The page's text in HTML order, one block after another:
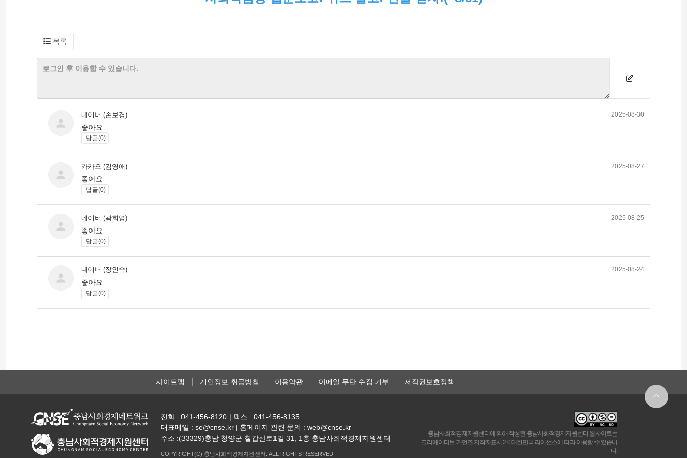
목록
2025-08-30
네이버 (손보경)
좋아요
답글(0)
2025-08-27
카카오 (김영애)
좋아요
답글(0)
2025-08-25
네이버 (곽희영)
좋아요
답글(0)
2025-08-24
네이버 (장인숙)
좋아요
답글(0)
사이트맵 개인정보 취급방침 이용약관 이메일 무단 수집 거부 저작권보호정책
전화 : 041-456-8120 | 팩스 : 041-456-8135
대표메일 : se@cnse.kr | 홈페이지 관련 문의 : web@cnse.kr
주소 :(33329)충남 청양군 칠갑산로1길 31, 1층 충남사회적경제지원센터
COPYRIGHT(C) 충남사회적경제지원센터. ALL RIGHTS RESERVED.
충남사회적경제지원센터에 의해 작성된 충남사회적경제지원센터 웹사이트는
크리에이티브 커먼즈 저작자표시 2.0 대한민국 라이선스에 따라 이용할 수 있습니
다.